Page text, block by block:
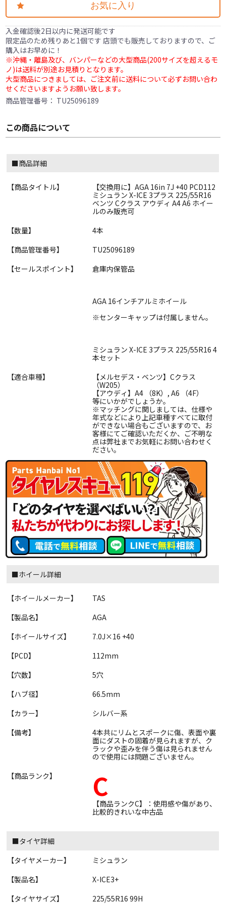
お気に入り
入金確認後2日以内に発送可能です
限定品のため残りあと1個です 店頭でも販売しておりますので、ご
購入はお早めに！
※沖縄・離島及び、バンパーなどの大型商品(200サイズを超えるモ
ノ)は送料が別途お見積りとなります。
大型商品につきましては、ご注文前に送料について必ずお問い合わ
せくださいますようお願い致します。
商品管理番号： TU25096189
この商品について
■商品詳細
【商品タイトル】
【交換用に】AGA 16in 7J +40 PCD112
ミシュラン X-ICE 3プラス 225/55R16
ベンツ Cクラス アウディ A4 A6 ホイー
ルのみ販売可
【数量】
4本
【商品管理番号】
TU25096189
【セールスポイント】
倉庫内保管品
AGA 16インチアルミホイール
※センターキャップは付属しません。
ミシュラン X-ICE 3プラス 225/55R16 4
本セット
【適合車種】
【メルセデス・ベンツ】Cクラス
（W205）
【アウディ】A4 （8K）, A6 （4F）
等にいかがでしょうか。
※マッチングに関しましては、仕様や
年式などにより上記車種すべてに取付
ができない場合もございますので、お
客様にてご確認いただくか、ご不明な
点は弊社までお気軽にお問い合わせく
ださい。
■ホイール詳細
【ホイールメーカー】
TAS
【製品名】
AGA
【ホイールサイズ】
7.0J×16 +40
【PCD】
112mm
【穴数】
5穴
【ハブ径】
66.5mm
【カラー】
シルバー系
【備考】
4本共にリムとスポークに傷、表面や裏
面にダストの固着が見られますが、ク
ラックや歪みを伴う傷は見られません
ので使用には問題ございません。
【商品ランク】
C
【商品ランクC】：使用感や傷があり、
比較的きれいな中古品
■タイヤ詳細
【タイヤメーカー】
ミシュラン
【製品名】
X-ICE3+
【タイヤサイズ】
225/55R16 99H